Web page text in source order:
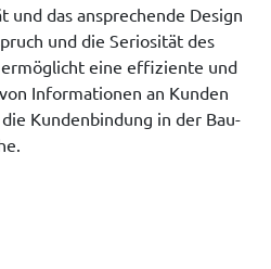
das ansprechende Design
und die Seriosität des
eine effiziente und
Informationen an Kunden
Kundenbindung in der Bau-